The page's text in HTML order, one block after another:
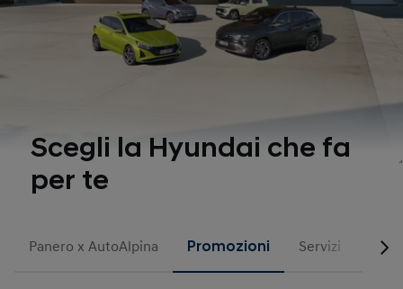
Scegli la Hyundai che fa
per te
Panero x AutoAlpina Promozioni Servizi